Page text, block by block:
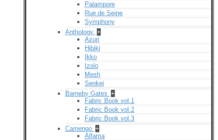
Palampore
Rue de Seine
Symphony
Anthology +
Azuri
Hibiki
Ikko
Izolo
Mesh
Senkei
Barneby Gates +
Fabric Book vol.1
Fabric Book vol.2
Fabric Book vol.3
Camengo +
Alfama